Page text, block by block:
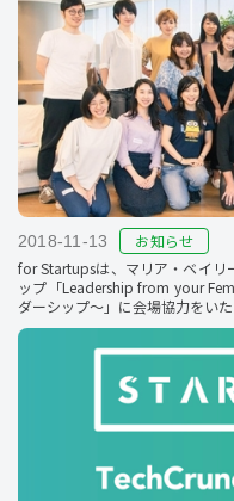
2018-11-13
お知らせ
for Startupsは、マリア・ベイリ
ップ「Leadership from your
ダーシップ〜」に会場協力をい